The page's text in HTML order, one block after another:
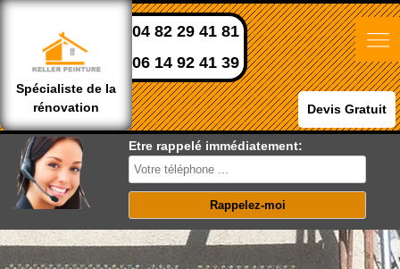
Spécialiste de la
rénovation
04 82 29 41 81
06 14 92 41 39
Devis Gratuit
Etre rappelé immédiatement: